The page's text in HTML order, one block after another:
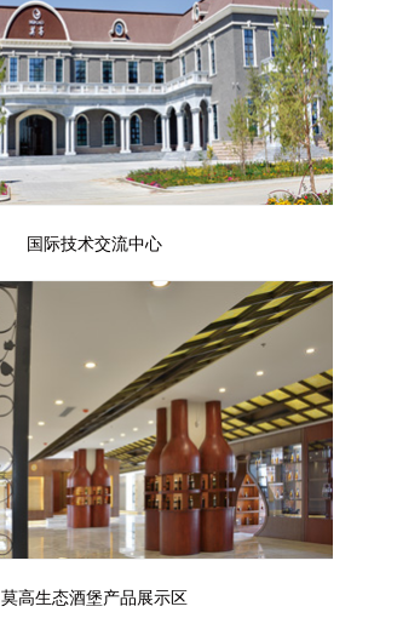
国际技术交流中心
莫高生态酒堡产品展示区